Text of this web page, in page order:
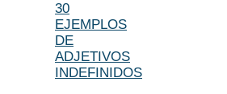
30
EJEMPLOS
DE
ADJETIVOS
INDEFINIDOS